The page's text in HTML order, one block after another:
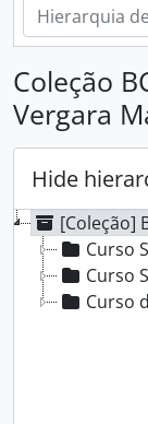
Coleção
Vergara
Hide
[Coleção]
Curso
Curso
Curso de